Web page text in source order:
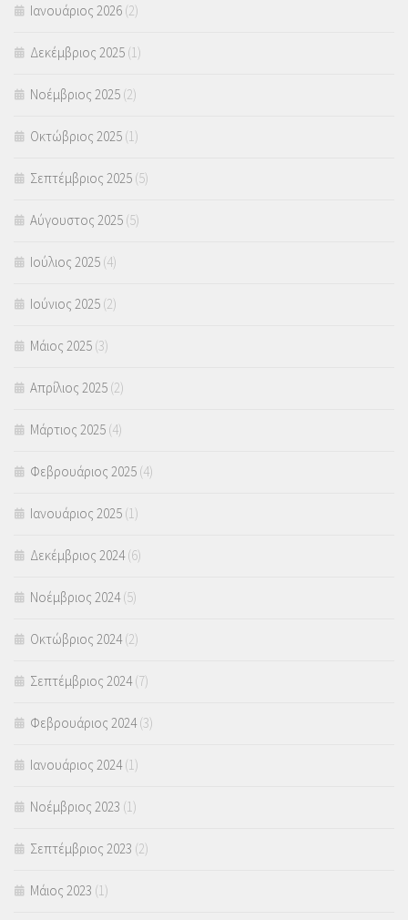
Ιανουάριος 2026 (2)
Δεκέμβριος 2025 (1)
Νοέμβριος 2025 (2)
Οκτώβριος 2025 (1)
Σεπτέμβριος 2025 (5)
Αύγουστος 2025 (5)
Ιούλιος 2025 (4)
Ιούνιος 2025 (2)
Μάιος 2025 (3)
Απρίλιος 2025 (2)
Μάρτιος 2025 (4)
Φεβρουάριος 2025 (4)
Ιανουάριος 2025 (1)
Δεκέμβριος 2024(6)
Νοέμβριος 2024(5)
Οκτώβριος 2024(2)
Σεπτέμβριος 2024(7)
Φεβρουάριος 2024(3)
Ιανουάριος 2024(1)
Νοέμβριος 2023 (1)
Σεπτέμβριος 2023 (2)
Μάιος 2023 (1)